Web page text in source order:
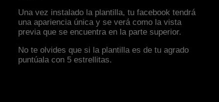
Una vez instalado la plantilla, tu facebook tendrá
una apariencia única y se verá como la vista
previa que se encuentra en la parte superior.
No te olvides que si la plantilla es de tu agrado
puntúala con 5 estrellitas.